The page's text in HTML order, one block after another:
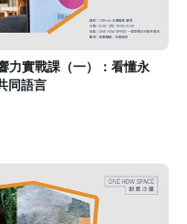
實戰課（一）：看懂永
同語言